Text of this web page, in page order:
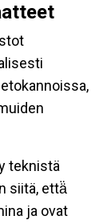
teknistä
siitä, että̈
ja ovat